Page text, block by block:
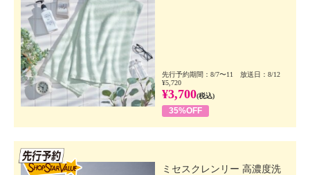
先行予約期間：8/7〜11 放送日：8/12
¥5,720
¥3,700(税込)
35%OFF
ミセスクレンリー 高濃度洗